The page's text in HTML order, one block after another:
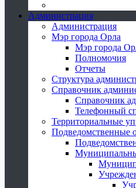
Администрация
Администрация
Мэр города Орла
Мэр города
Полномочия
Отчеты
Структура
Справочник
Справочник
Телефонный
Территориальные
Подведомственные